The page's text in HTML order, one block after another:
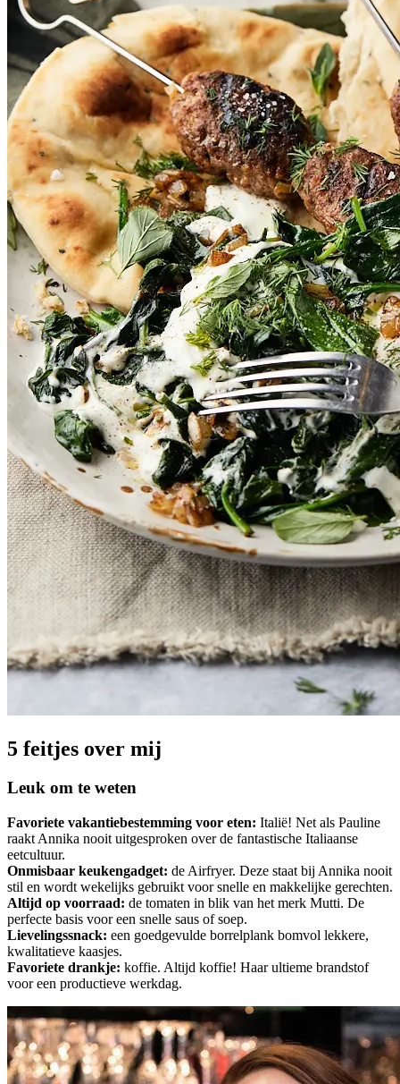
5 feitjes over mij
Leuk om te weten
Favoriete vakantiebestemming voor eten: Italië! Net als Pauline
raakt Annika nooit uitgesproken over de fantastische Italiaanse
eetcultuur.
Onmisbaar keukengadget: de Airfryer. Deze staat bij Annika nooit
stil en wordt wekelijks gebruikt voor snelle en makkelijke gerechten.
Altijd op voorraad: de tomaten in blik van het merk Mutti. De
perfecte basis voor een snelle saus of soep.
Lievelingssnack: een goedgevulde borrelplank bomvol lekkere,
kwalitatieve kaasjes.
Favoriete drankje: koffie. Altijd koffie! Haar ultieme brandstof
voor een productieve werkdag.